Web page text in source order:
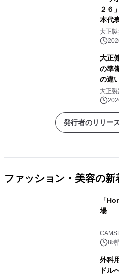
２
本代
大正
大正
の準
の違
大正
発行者のリリー
ファッション・美容の新
「
場
8時
外科
ドル